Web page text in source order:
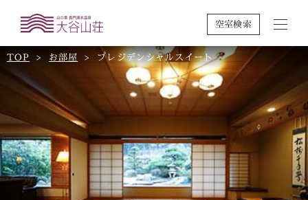
空室検索
TOP お部屋 プレジデンシャルスイート